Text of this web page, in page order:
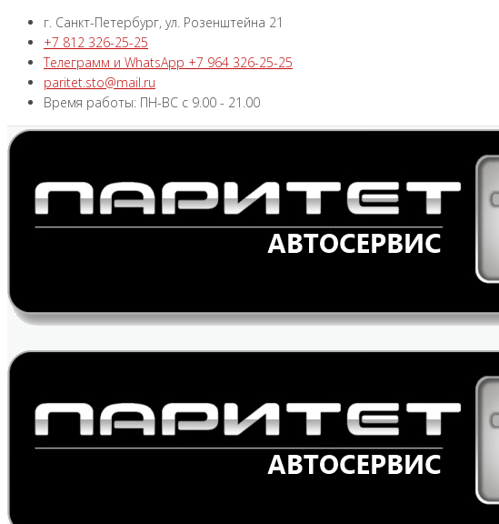
г. Санкт-Петербург, ул. Розенштейна 21
+7 812 326-25-25
Телеграмм и WhatsApp +7 964 326-25-25
paritet.sto@mail.ru
Время работы: ПН-ВС с 9.00 - 21.00